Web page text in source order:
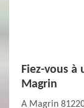
Fiez-vous
Magrin
A Magrin